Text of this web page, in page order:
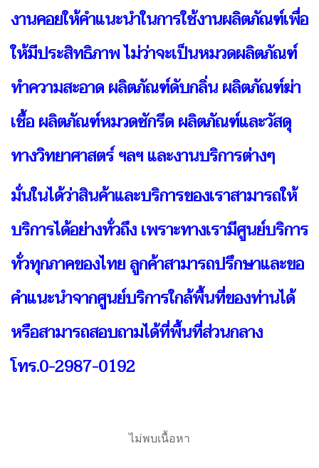
งานคอยให้คำแนะนำในการใช้งานผลิตภัณฑ์เพื่อ
ให้มีประสิทธิภาพ ไม่ว่าจะเป็นหมวดผลิตภัณฑ์
ทำความสะอาด ผลิตภัณฑ์ดับกลิ่น ผลิตภัณฑ์ฆ่า
เชื้อ ผลิตภัณฑ์หมวดซักรีด ผลิตภัณฑ์และวัสดุ
ทางวิทยาศาสตร์ ฯลฯ และงานบริการต่างๆ
มั่นในได้ว่าสินค้าและบริการของเราสามารถให้
บริการได้อย่างทั่วถึง เพราะทางเรามีศูนย์บริการ
ทั่วทุกภาคของไทย ลูกค้าสามารถปรึกษาและขอ
คำแนะนำจากศูนย์บริการใกล้พื้นที่ของท่านได้
หรือสามารถสอบถามได้ที่พื้นที่ส่วนกลาง
โทร.0-2987-0192
ไม่พบเนื้อหา